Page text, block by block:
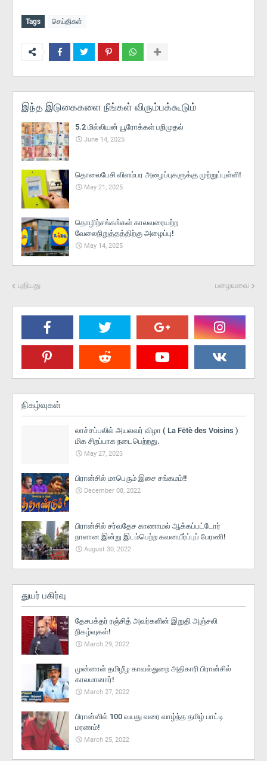
Tags செய்திகள்
இந்த இடுகைகளை நீங்கள் விரும்பக்கூடும்
5.2 மில்லியன் யூரோக்கள் பறிமுதல்
June 14, 2025
தொலைபேசி விளம்பர அழைப்புகளுக்கு முற்றுப்புள்ளி!
May 21, 2025
தொழிற்சங்கங்கள் காலவரையற்ற
வேலைநிறுத்தத்திற்கு அழைப்பு!
May 14, 2025
புதியது பழையவை
நிகழ்வுகள்
லாச்சப்பலில் அயலவர் விழா ( La Fētè des Voisins )
மிக சிறப்பாக நடைபெற்றது.
May 27, 2023
பிரான்சில் மாபெரும் இசை சங்கமம்!!
December 08, 2022
பிரான்சில் சர்வதேச காணாமல் ஆக்கப்பட்டோர்
நாளான இன்று இடம்பெற்ற கவனயீர்ப்புப் பேரணி!
August 30, 2022
துயர் பகிர்வு
தேசபக்தர் ரஞ்சித் அவர்களின் இறுதி அஞ்சலி
நிகழ்வுகள்!
March 29, 2022
முன்னாள் தமிழீழ காவல்துறை அதிகாரி பிரான்சில்
காலமானார்!
March 27, 2022
பிரான்ஸில் 100 வயது வரை வாழ்ந்த தமிழ் பாட்டி
மரணம்!
March 25, 2022